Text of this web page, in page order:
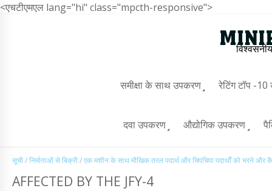
<एचटीएमएल lang="hi" class="mpcth-responsive">
समीक्षा के साथ उपकरण रेटिंग टॉप -
दवा उपकरण औद्योगिक उपकरण
सूची/निर्माताओं से बिक्री/एक मशीन के साथ मौखिक तरल पदार्थ और चिपचिपा पदार्थों को भरने और
AFFECTED BY THE JFY-4